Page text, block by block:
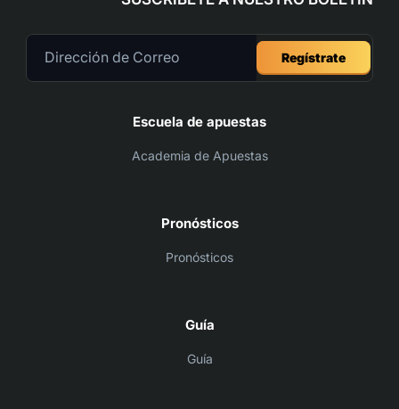
Regístrate
Escuela de apuestas
Academia de Apuestas
Pronósticos
Pronósticos
Guía
Guía